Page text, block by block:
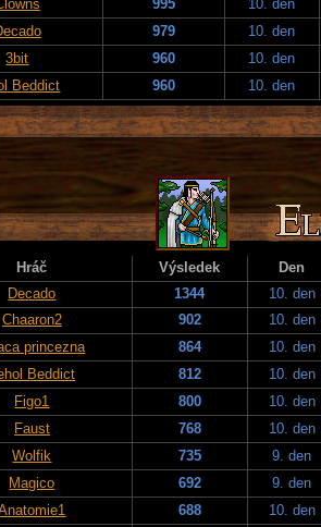
995
10. den
979
10. den
3bit 960
10. den
Beddict 960 10. den
Hráč Výsledek
Den
Decado 1344
10. den
Chaaron2 902
10. den
princezna 864
10. den
Beddict 812
10. den
Figo1 800
10. den
Faust 768
10. den
Wolfik 735
9. den
Magico 692
9. den
688
10. den